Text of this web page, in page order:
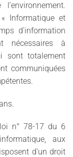
Informatique et
d'information
nécessaires à
sont totalement
communiquées
n° 78-17 du 6
aux
d’un droit